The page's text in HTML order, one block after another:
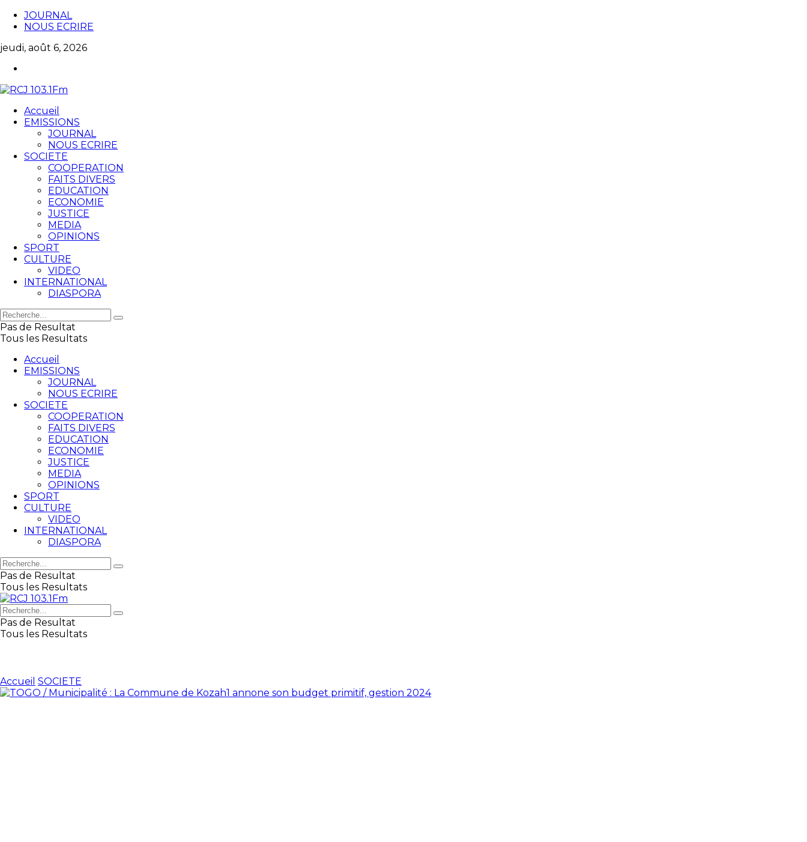
JOURNAL
NOUS ECRIRE
jeudi, août 6, 2026
Accueil
EMISSIONS
JOURNAL
NOUS ECRIRE
SOCIETE
COOPERATION
FAITS DIVERS
EDUCATION
ECONOMIE
JUSTICE
MEDIA
OPINIONS
SPORT
CULTURE
VIDEO
INTERNATIONAL
DIASPORA
Pas de Resultat
Tous les Resultats
Accueil
EMISSIONS
JOURNAL
NOUS ECRIRE
SOCIETE
COOPERATION
FAITS DIVERS
EDUCATION
ECONOMIE
JUSTICE
MEDIA
OPINIONS
SPORT
CULTURE
VIDEO
INTERNATIONAL
DIASPORA
Pas de Resultat
Tous les Resultats
Pas de Resultat
Tous les Resultats
Accueil SOCIETE